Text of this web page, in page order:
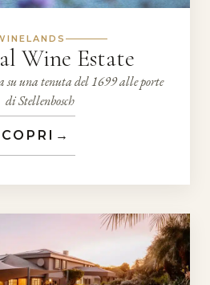
Wine Estate
su una tenuta del 1699 alle porte
di Stellenbosch
→